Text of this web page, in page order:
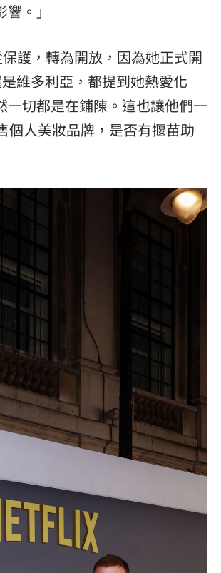
。」
護，轉為開放，因為她正式開
維多利亞，都提到她熱愛化
切都是在鋪陳。這也讓他們一
個人美妝品牌，是否有揠苗助